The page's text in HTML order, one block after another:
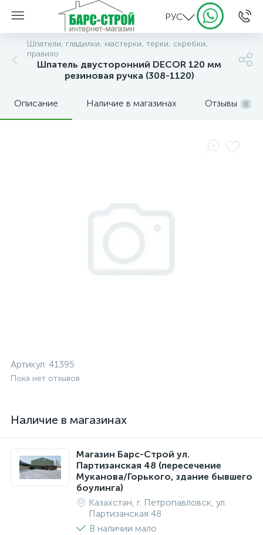
РУС
Шпатели, гладилки, мастерки, терки, скребки,
правило
Шпатель двусторонний DЕCOR 120 мм
резиновая ручка (308-1120)
Описание Наличие в магазинах Отзывы 0
Артикул: 41395
Пока нет отзывов
Наличие в магазинах
Магазин Барс-Строй ул.
Партизанская 48 (пересечение
Муканова/Горького, здание бывшего
боулинга)
Казахстан, г. Петропавловск, ул.
Партизанская 48
В наличии мало